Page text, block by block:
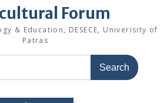
Forum
& Education, DESECE, Univerisity of
Patras